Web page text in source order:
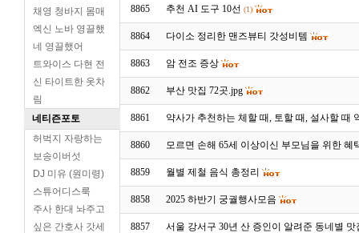
채영 청바지 몸매
엑신 노바 영끌했
네 영끌했어
트와이스 다현 전
신 타이트한 옷차
림
네티즌포토
허벅지 자랑하는
보송이버섯
DJ 미유 (원미령)
스튜어디스룩
주사 한대 놔주고
싶은 간호사 갓세
8865 추천 AI 도구 10선 (1)
8864 다이소 정리한 맨즈뷰티 갓성비템
8863 암 전조 증상
8862 부산 맛집 72곳.jpg
8861 약사가 추천하는 체할 때, 토할 때, 설사할 때
8860 모르면 손해 65세 이상이신 부모님을 위한 혜
8859 월별 제철 음식 총정리
8858 2025 하반기 궁궐행사모음
8857 서울 강서구 30년 산 증인이 알려준 동네별 맛